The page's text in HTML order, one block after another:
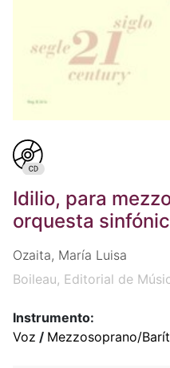
Idilio, para
orquesta
Ozaita, María Luisa
Boileau, Editorial de
Instrumento:
Voz / Mezzosoprano/